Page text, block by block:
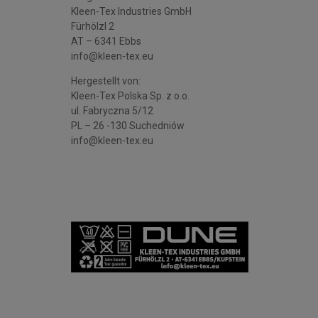
Kleen-Tex Industries GmbH
Fürhölzl 2
AT – 6341 Ebbs
info@kleen-tex.eu
Hergestellt von:
Kleen-Tex Polska Sp. z o.o.
ul. Fabryczna 5/12
PL – 26 -130 Suchedniów
info@kleen-tex.eu